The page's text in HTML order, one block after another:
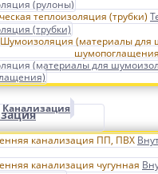
(рулоны)
(трубки)
(материалы для
Канализация